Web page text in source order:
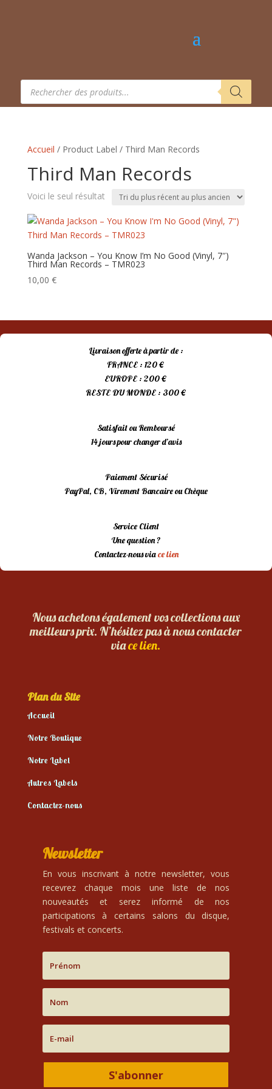
Recherche
produits
Accueil / Product Label / Third Man Records
Third Man Records
Voici le seul résultat
Wanda Jackson – You Know I’m No Good (Vinyl, 7″)
Third Man Records – TMR023
10,00 €
Livraison offerte à partir de :
FRANCE : 120 €
EUROPE : 200 €
RESTE DU MONDE : 300 €
Satisfait ou Remboursé
14 jours pour changer d’avis
Paiement Sécurisé
PayPal, CB, Virement Bancaire ou Chèque
Service Client
Une question ?
Contactez-nous viace lien
Nous achetons également vos collections aux
meilleurs prix. N’hésitez pas à nous contacter
viace lien.
Plan du Site
Accueil
Notre Boutique
Notre Label
Autres Labels
Contactez-nous
Newsletter
En vous inscrivant à notre newsletter, vous
recevrez chaque mois une liste de nos
nouveautés et serez informé de nos
participations à certains salons du disque,
festivals et concerts.
S'abonner